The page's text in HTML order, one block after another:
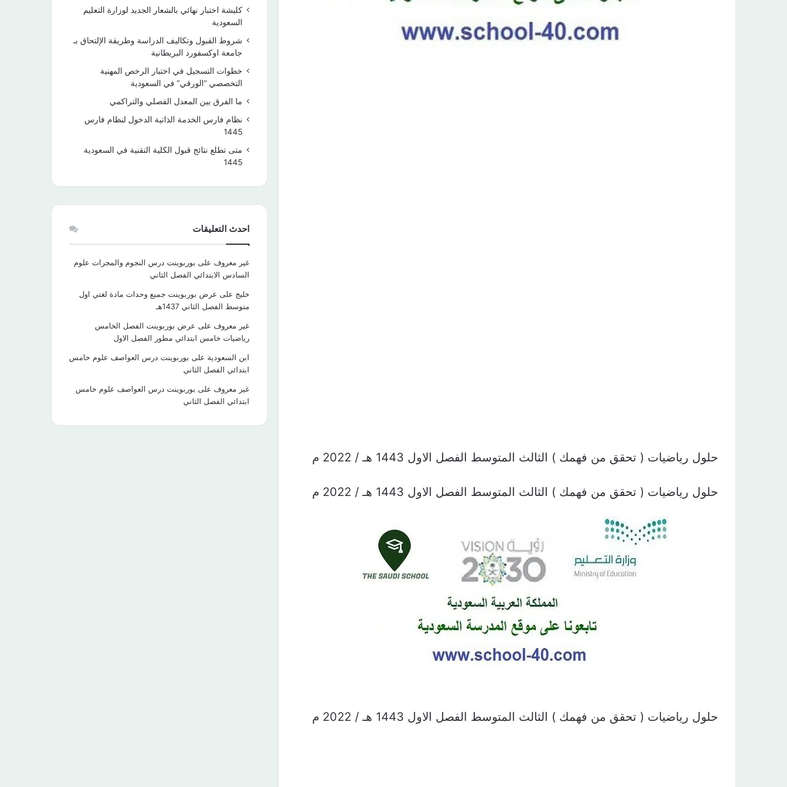
حلول رياضيات ( تحقق من فهمك ) الثالث المتوسط الفصل الاول 1443 هـ / 2022 م
حلول رياضيات ( تحقق من فهمك ) الثالث المتوسط الفصل الاول 1443 هـ / 2022 م
حلول رياضيات ( تحقق من فهمك ) الثالث المتوسط الفصل الاول 1443 هـ / 2022 م
كليشة اختبار نهائي بالشعار الجديد لوزارة التعليم
السعودية
شروط القبول وتكاليف الدراسة وطريقة الإلتحاق بـ
جامعة اوكسفورد البريطانية
خطوات التسجيل في اختبار الرخص المهنية
التخصصي “الورقي” في السعودية
ما الفرق بين المعدل الفصلي والتراكمي
نظام فارس الخدمة الذاتية الدخول لنظام فارس
1445
متى تطلع نتائج قبول الكلية التقنية في السعودية
1445
احدث التعليقات
غير معروف على بوربوينت درس النجوم والمجرات علوم
السادس الابتدائي الفصل الثاني
خليج على عرض بوربوينت جميع وحدات مادة لغتي اول
متوسط الفصل الثاني 1437هـ
غير معروف على عرض بوربوينت الفصل الخامس
رياضيات خامس ابتدائي مطور الفصل الاول
ابن السعودية على بوربوينت درس العواصف علوم خامس
ابتدائي الفصل الثاني
غير معروف على بوربوينت درس العواصف علوم خامس
ابتدائي الفصل الثاني